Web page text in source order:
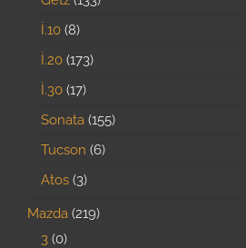
İ.10 8
İ.20 173
İ.30 17
Sonata 155
Tucson 6
Atos 3
Mazda 219
3 0